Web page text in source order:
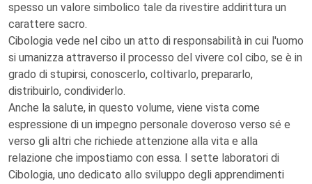
spesso un valore simbolico tale da rivestire addirittura un
carattere sacro.
Cibologia vede nel cibo un atto di responsabilità in cui l'uomo
si umanizza attraverso il processo del vivere col cibo, se è in
grado di stupirsi, conoscerlo, coltivarlo, prepararlo,
distribuirlo, condividerlo.
Anche la salute, in questo volume, viene vista come
espressione di un impegno personale doveroso verso sé e
verso gli altri che richiede attenzione alla vita e alla
relazione che impostiamo con essa. I sette laboratori di
Cibologia, uno dedicato allo sviluppo degli apprendimenti